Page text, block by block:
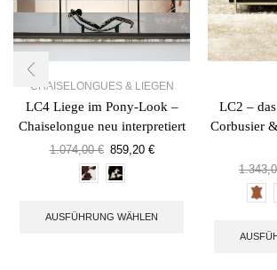
CHAISELONGUES & LIEGEN
LC4 Liege im Pony-Look –
Chaiselongue neu interpretiert
1.074,00€ 859,20 €
AUSFÜHRUNG WÄHLEN
LC2 –
Corbusier